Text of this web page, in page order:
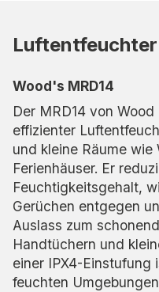
Wood's MRD14
Der MRD14 von
effizienter
und kleine Räume
Ferienhäuser. Er
Feuchtigkeitsgehalt,
Gerüchen entgegen
Auslass zum
Handtüchern und
einer IPX4-Einstufung
feuchten